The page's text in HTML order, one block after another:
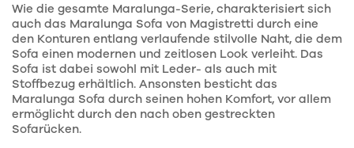
Wie die gesamte Maralunga-Serie, charakterisiert sich
auch das Maralunga Sofa von Magistretti durch eine
den Konturen entlang verlaufende stilvolle Naht, die dem
Sofa einen modernen und zeitlosen Look verleiht. Das
Sofa ist dabei sowohl mit Leder- als auch mit
Stoffbezug erhältlich. Ansonsten besticht das
Maralunga Sofa durch seinen hohen Komfort, vor allem
ermöglicht durch den nach oben gestreckten
Sofarücken.